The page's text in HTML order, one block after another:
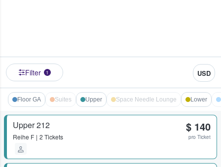
Filter 1 USD
Floor GA Suites Upper Space Needle Lounge Lower
Upper 212
Reihe F 2 Tickets
$ 140
pro Ticket